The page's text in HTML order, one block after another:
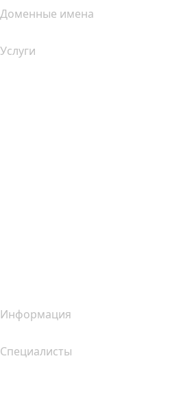
Доменные имена
Услуги
Информация
Специалисты